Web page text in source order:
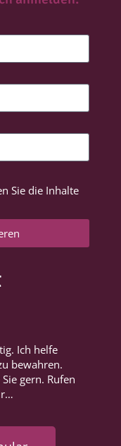
Sie die Inhalte
Ich helfe
bewahren.
gern. Rufen